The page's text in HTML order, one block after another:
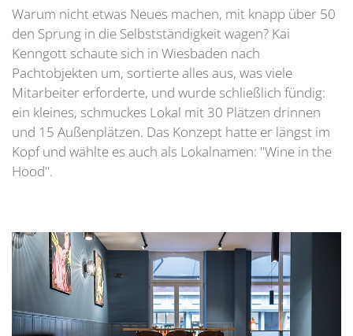
Warum nicht etwas Neues machen, mit knapp über 50
den Sprung in die Selbstständigkeit wagen? Kai
Kenngott schaute sich in Wiesbaden nach
Pachtobjekten um, sortierte alles aus, was viele
Mitarbeiter erforderte, und wurde schließlich fündig:
ein kleines, schmuckes Lokal mit 30 Plätzen drinnen
und 15 Außenplätzen. Das Konzept hatte er längst im
Kopf und wählte es auch als Lokalnamen: "Wine in the
Hood".